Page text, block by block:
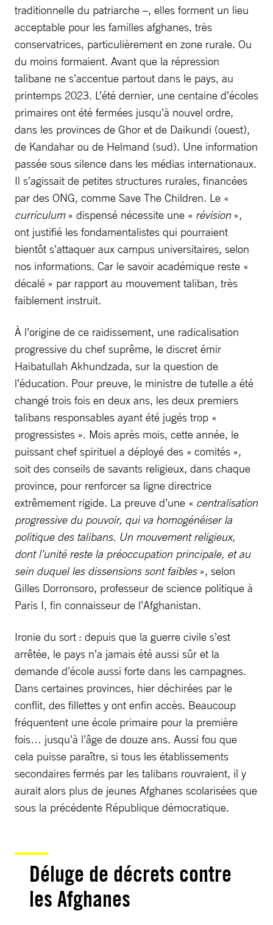
traditionnelle du patriarche –, elles forment un lieu
acceptable pour les familles afghanes, très
conservatrices, particulièrement en zone rurale. Ou
du moins formaient. Avant que la répression
talibane ne s’accentue partout dans le pays, au
printemps 2023. L’été dernier, une centaine d’écoles
primaires ont été fermées jusqu’à nouvel ordre,
dans les provinces de Ghor et de Daikundi (ouest),
de Kandahar ou de Helmand (sud). Une information
passée sous silence dans les médias internationaux.
Il s’agissait de petites structures rurales, financées
par des ONG, comme Save The Children. Le «
curriculum » dispensé nécessite une « révision »,
ont justifié les fondamentalistes qui pourraient
bientôt s’attaquer aux campus universitaires, selon
nos informations. Car le savoir académique reste «
décalé » par rapport au mouvement taliban, très
faiblement instruit.
À l’origine de ce raidissement, une radicalisation
progressive du chef suprême, le discret émir
Haibatullah Akhundzada, sur la question de
l’éducation. Pour preuve, le ministre de tutelle a été
changé trois fois en deux ans, les deux premiers
talibans responsables ayant été jugés trop «
progressistes ». Mois après mois, cette année, le
puissant chef spirituel a déployé des « comités »,
soit des conseils de savants religieux, dans chaque
province, pour renforcer sa ligne directrice
extrêmement rigide. La preuve d’une « centralisation
progressive du pouvoir, qui va homogénéiser la
politique des talibans. Un mouvement religieux,
dont l’unité reste la préoccupation principale, et au
sein duquel les dissensions sont faibles», selon
Gilles Dorronsoro, professeur de science politique à
Paris I, fin connaisseur de l’Afghanistan.
Ironie du sort : depuis que la guerre civile s’est
arrêtée, le pays n’a jamais été aussi sûr et la
demande d’école aussi forte dans les campagnes.
Dans certaines provinces, hier déchirées par le
conflit, des fillettes y ont enfin accès. Beaucoup
fréquentent une école primaire pour la première
fois… jusqu’à l’âge de douze ans. Aussi fou que
cela puisse paraître, si tous les établissements
secondaires fermés par les talibans rouvraient, il y
aurait alors plus de jeunes Afghanes scolarisées que
sous la précédente République démocratique.
Déluge de décrets contre
les Afghanes